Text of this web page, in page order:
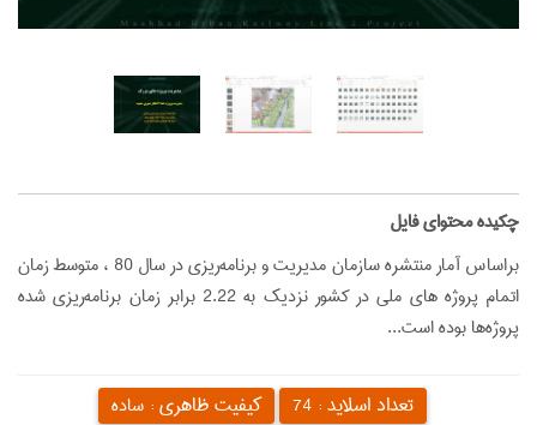
‌چکیده محتوای فایل
براساس آمار منتشره سازمان مديريت و برنامه‌ريزي در سال 80 ، متوسط زمان
اتمام پروژه هاي ملي در كشور نزديك به 2.22 برابر زمان برنامه‌ريزي شده
پروژه‌ها بوده است...
کیفیت ظاهری : ساده تعداد اسلاید : 74